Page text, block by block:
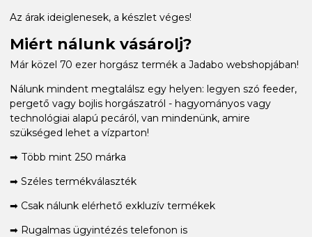
Az árak ideiglenesek, a készlet véges!
Miért nálunk vásárolj?
Már közel 70 ezer horgász termék a Jadabo webshopjában!
Nálunk mindent megtalálsz egy helyen: legyen szó feeder,
pergető vagy bojlis horgászatról - hagyományos vagy
technológiai alapú pecáról, van mindenünk, amire
szükséged lehet a vízparton!
➡ Több mint 250 márka
➡ Széles termékválaszték
➡ Csak nálunk elérhető exkluzív termékek
➡ Rugalmas ügyintézés telefonon is